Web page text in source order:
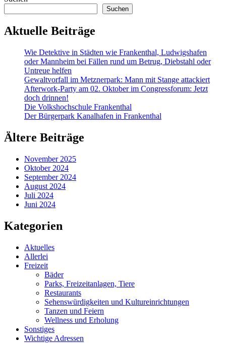
Suchen
Aktuelle Beiträge
Wie Detektive in Städten wie Frankenthal, Ludwigshafen
oder Mannheim bei Fällen rund um Betrug, Diebstahl oder
Untreue helfen
Gewaltvorfall im Metznerpark: Mann mit Stange attackiert
Afterwork-Party am 02. Oktober im Congressforum: Jetzt
doch drinnen!
Die Volkshochschule Frankenthal
Der Bürgerpark Kanalhafen in Frankenthal
Ältere Beiträge
November 2025
Oktober 2024
September 2024
August 2024
Juli 2024
Juni 2024
Kategorien
Aktuelles
Allerlei
Freizeit
Bäder
Parks, Freizeitanlagen, Tiere
Restaurants
Sehenswürdigkeiten und Kultureinrichtungen
Tanzen und Feiern
Wellness und Erholung
Sonstiges
Wichtige Adressen